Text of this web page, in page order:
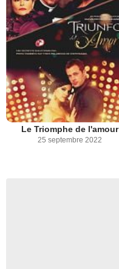
Le Triomphe de l'amour
25 septembre 2022